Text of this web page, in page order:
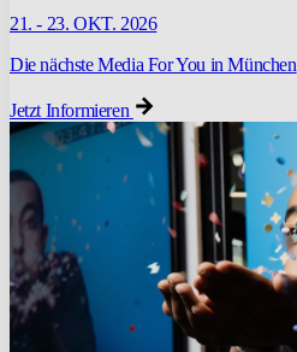
21. - 23. OKT. 2026
Die nächste Media For You in München
Jetzt Informieren